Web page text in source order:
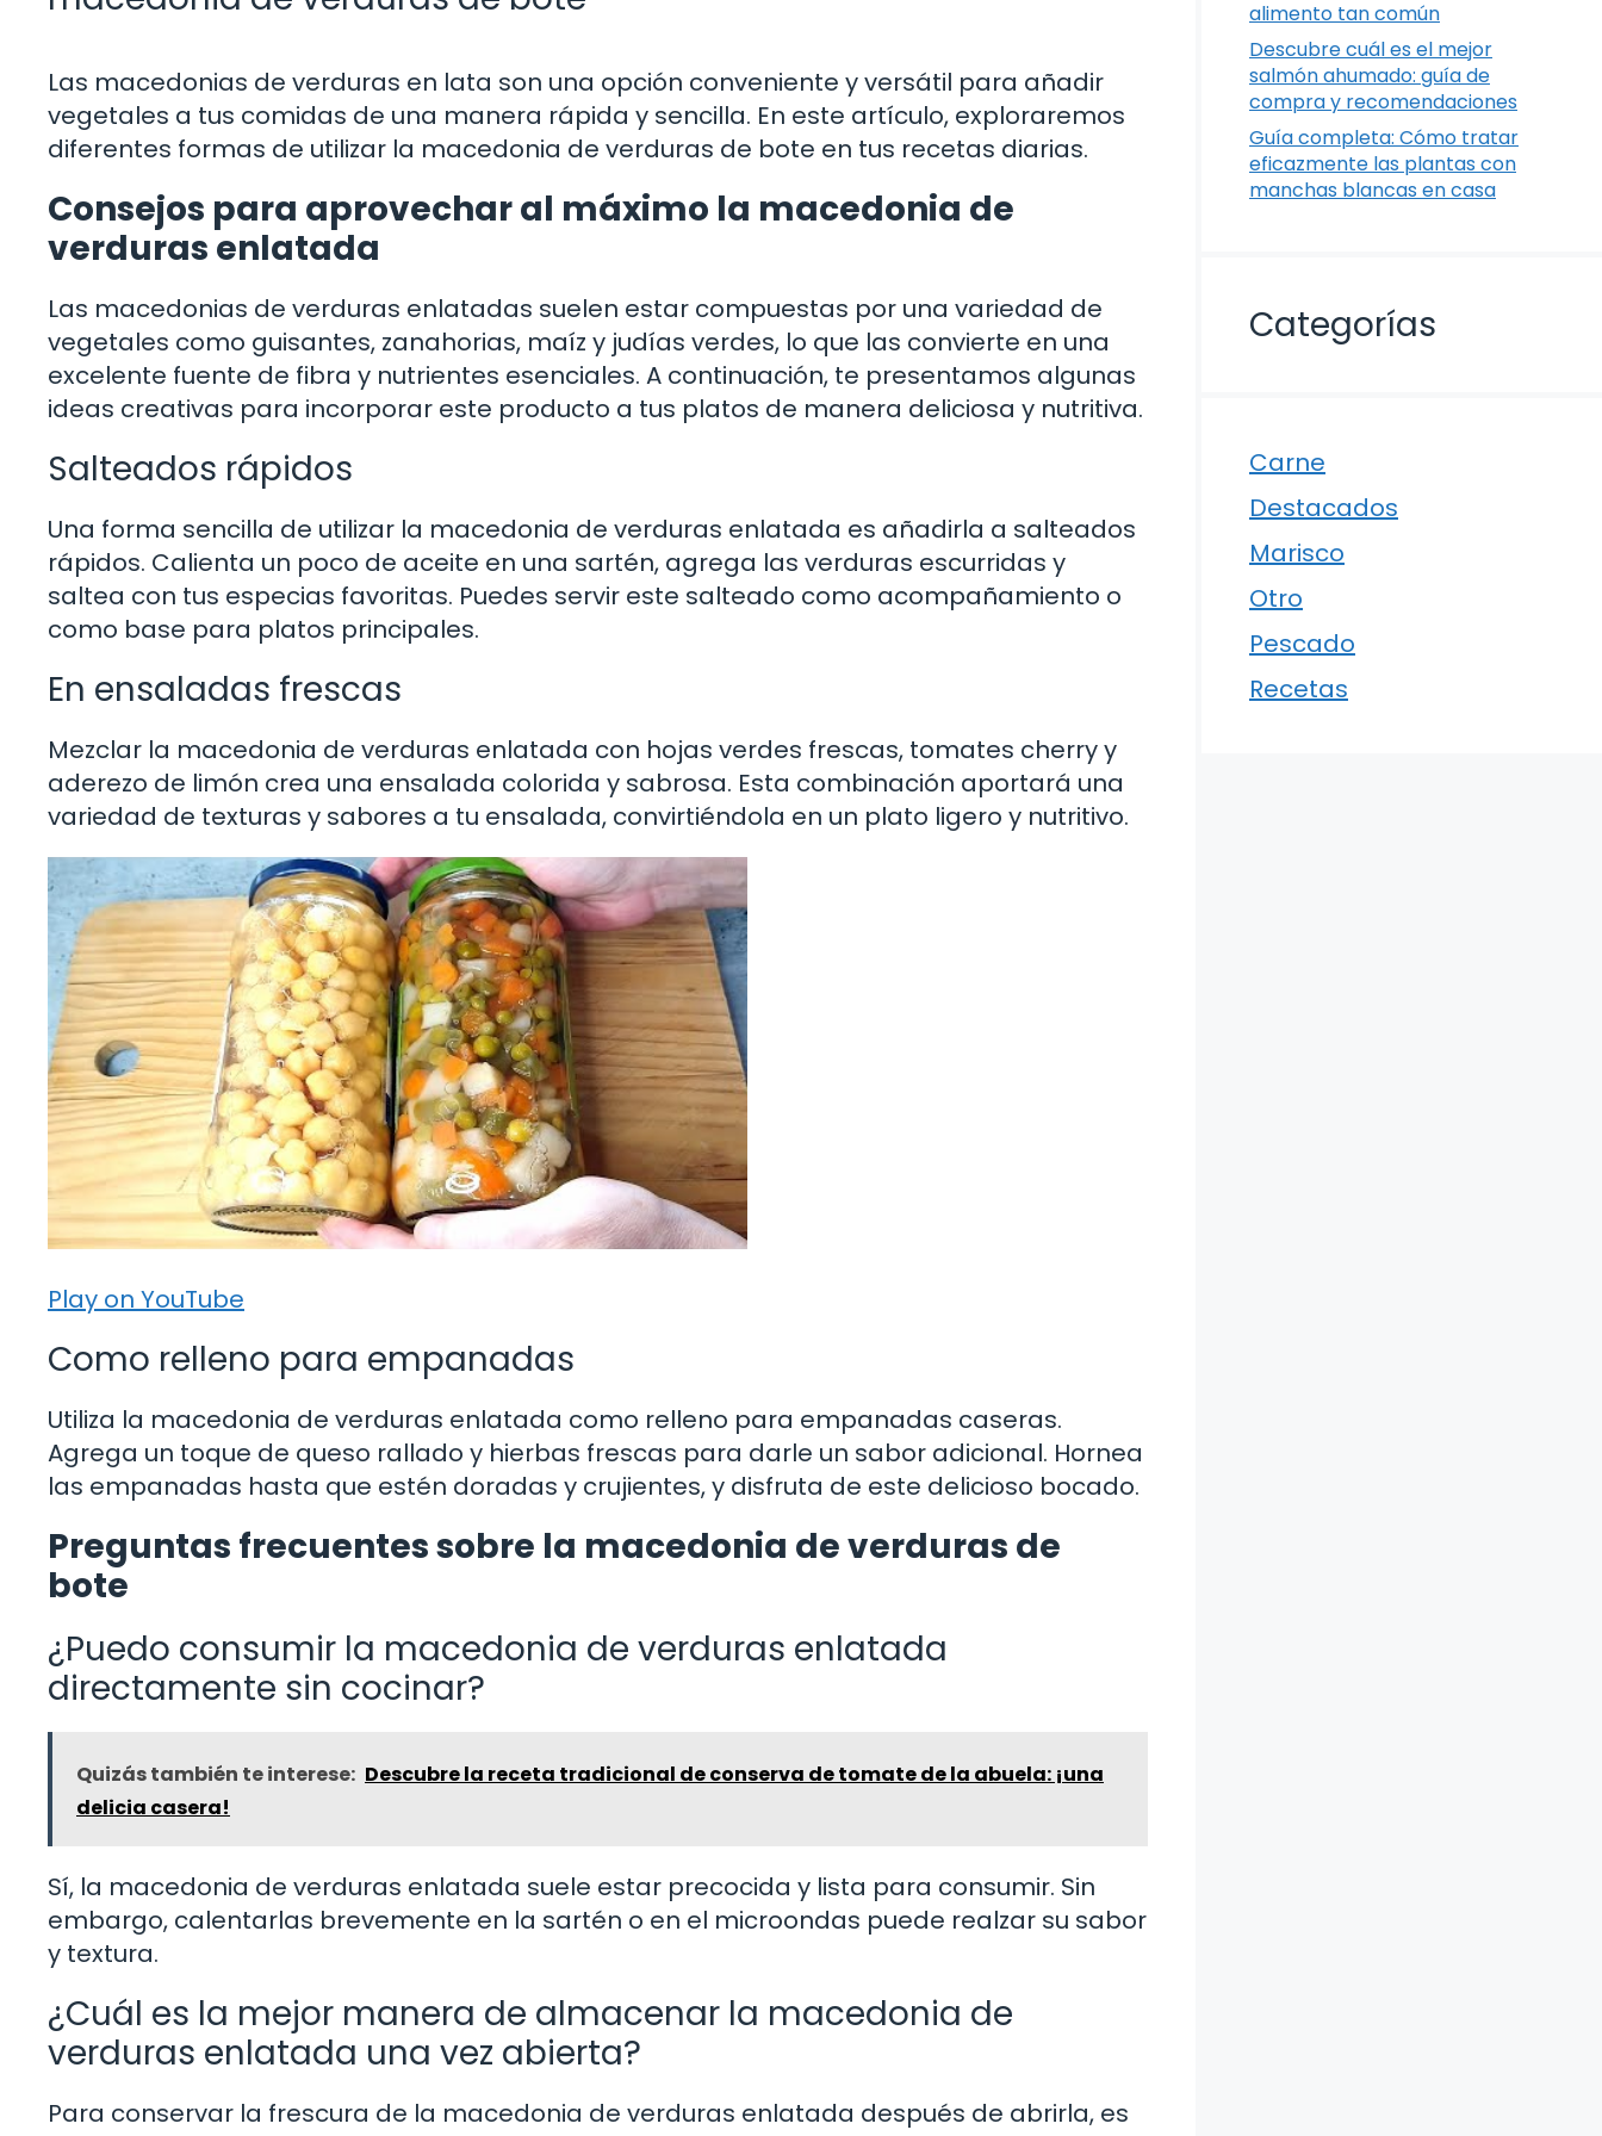
Las macedonias de verduras en lata son una opción conveniente y versátil para añadir
vegetales a tus comidas de una manera rápida y sencilla. En este artículo, exploraremos
diferentes formas de utilizar la macedonia de verduras de bote en tus recetas diarias.
Consejos para aprovechar al máximo la macedonia de
verduras enlatada
Las macedonias de verduras enlatadas suelen estar compuestas por una variedad de
vegetales como guisantes, zanahorias, maíz y judías verdes, lo que las convierte en una
excelente fuente de fibra y nutrientes esenciales. A continuación, te presentamos algunas
ideas creativas para incorporar este producto a tus platos de manera deliciosa y nutritiva.
Salteados rápidos
Una forma sencilla de utilizar la macedonia de verduras enlatada es añadirla a salteados
rápidos. Calienta un poco de aceite en una sartén, agrega las verduras escurridas y
saltea con tus especias favoritas. Puedes servir este salteado como acompañamiento o
como base para platos principales.
En ensaladas frescas
Mezclar la macedonia de verduras enlatada con hojas verdes frescas, tomates cherry y
aderezo de limón crea una ensalada colorida y sabrosa. Esta combinación aportará una
variedad de texturas y sabores a tu ensalada, convirtiéndola en un plato ligero y nutritivo.
Play on YouTube
Como relleno para empanadas
Utiliza la macedonia de verduras enlatada como relleno para empanadas caseras.
Agrega un toque de queso rallado y hierbas frescas para darle un sabor adicional. Hornea
las empanadas hasta que estén doradas y crujientes, y disfruta de este delicioso bocado.
Preguntas frecuentes sobre la macedonia de verduras de
bote
¿Puedo consumir la macedonia de verduras enlatada
directamente sin cocinar?
Quizás también te interese: Descubre la receta tradicional de conserva de tomate de la abuela: ¡una
delicia casera!
Sí, la macedonia de verduras enlatada suele estar precocida y lista para consumir. Sin
embargo, calentarlas brevemente en la sartén o en el microondas puede realzar su sabor
y textura.
¿Cuál es la mejor manera de almacenar la macedonia de
verduras enlatada una vez abierta?
Para conservar la frescura de la macedonia de verduras enlatada después de abrirla, es
alimento tan común
Descubre cuál es el mejor
salmón ahumado: guía de
compra y recomendaciones
Guía completa: Cómo tratar
eficazmente las plantas con
manchas blancas en casa
Categorías
Carne
Destacados
Marisco
Otro
Pescado
Recetas